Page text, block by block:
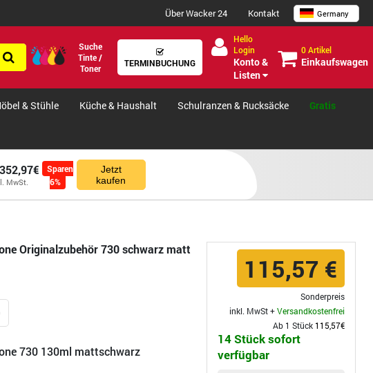
Über Wacker 24 Kontakt Germany
Suche
Tinte /
Toner
TERMINBUCHUNG
Hello
Login
Konto &
Listen
0 Artikel
Einkaufswagen
& Stühle Küche & Haushalt Schulranzen & Rucksäcke Gratis
MwSt.
Sparen
6%
Jetzt
kaufen
Originalzubehör 730 schwarz matt
730 130ml mattschwarz
115,57 €
Sonderpreis
inkl. MwSt +Versandkostenfrei
Ab 1 Stück 115,57€
14 Stück sofort
verfügbar